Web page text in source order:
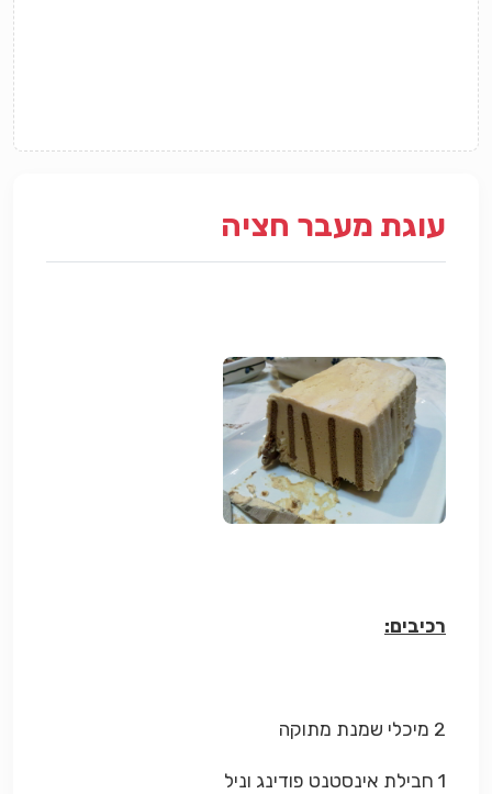
עוגת מעבר חציה
רכיבים:
2 מיכלי שמנת מתוקה
1 חבילת אינסטנט פודינג וניל